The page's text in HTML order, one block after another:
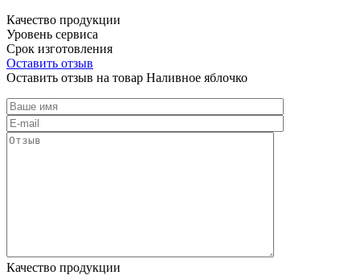
Качество продукции
Уровень сервиса
Срок изготовления
Оставить отзыв
Оставить отзыв на товар Наливное яблочко
Качество продукции